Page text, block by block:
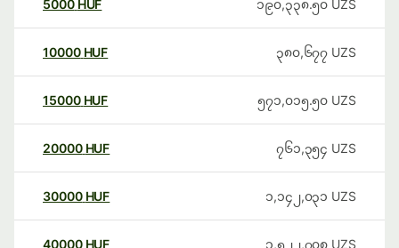
5000 HUF ၁၉၀,၃၃၈.၅၀ UZS
10000 HUF ၃၈၀,၆၇၇ UZS
15000 HUF ၅၇၁,၀၁၅.၅၀ UZS
20000 HUF ၇၆၁,၃၅၄ UZS
30000 HUF ၁,၁၄၂,၀၃၁ UZS
40000 HUF ၁,၅၂၂,၇၀၈ UZS